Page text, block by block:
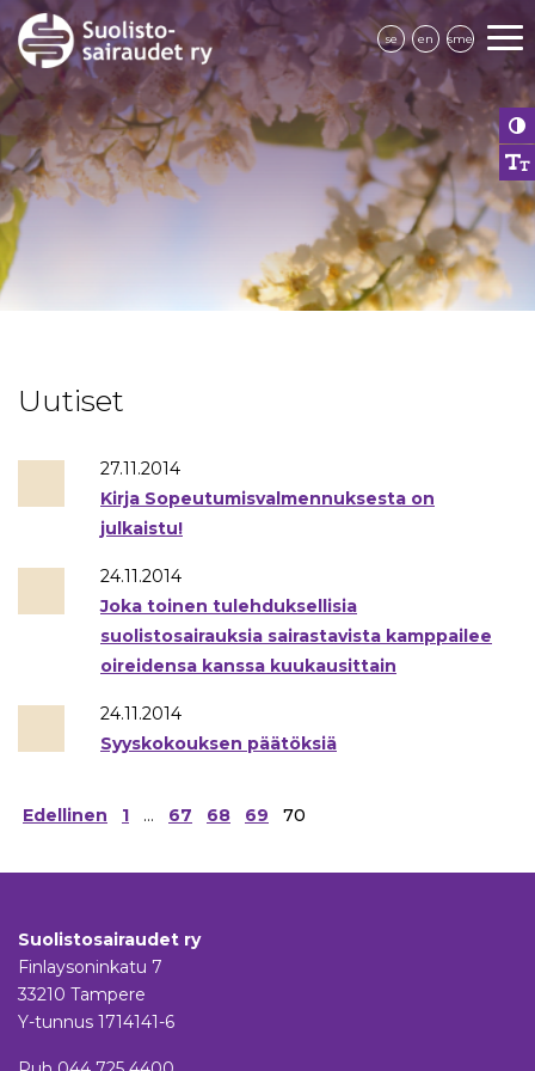
se en sme
Uutiset
27.11.2014
Kirja Sopeutumisvalmennuksesta on
julkaistu!
24.11.2014
Joka toinen tulehduksellisia
suolistosairauksia sairastavista kamppailee
oireidensa kanssa kuukausittain
24.11.2014
Syyskokouksen päätöksiä
Artikkelien
Edellinen 1 … 67 68 69 70
Suolistosairaudet ry
Finlaysoninkatu 7
33210 Tampere
Y-tunnus 1714141-6